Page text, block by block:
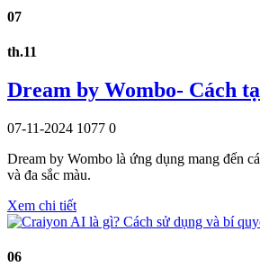
07
th.11
Dream by Wombo- Cách
07-11-2024 1077 0
Dream by Wombo là ứng dụng mang đến
và đa sắc màu.
Xem chi tiết
06